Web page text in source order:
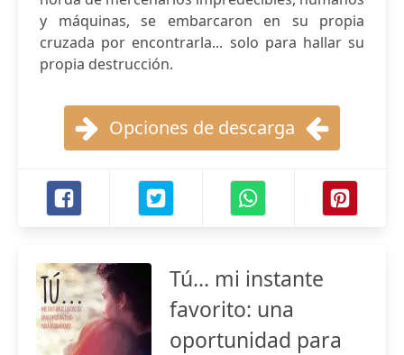
y máquinas, se embarcaron en su propia
cruzada por encontrarla... solo para hallar su
propia destrucción.
Opciones de descarga
Tú... mi instante
favorito: una
oportunidad para